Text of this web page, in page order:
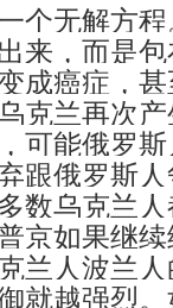
个无解方
来，而是
成癌症，
克兰再次
可能俄罗
跟俄罗斯
数乌克兰
京如果继
兰人波兰
就越强烈